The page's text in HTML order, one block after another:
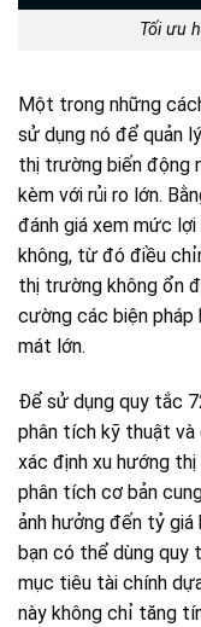
Tối ưu
Một trong những
sử dụng nó để quản
thị trường biến động
kèm với rủi ro lớn.
đánh giá xem mức lợi
không, từ đó điều
thị trường không ổn
cường các biện
mát lớn.
Để sử dụng quy tắc
phân tích kỹ thuật và
xác định xu hướng
phân tích cơ bản
ảnh hưởng đến tỷ giá
bạn có thể dùng
mục tiêu tài chính
này không chỉ tăng